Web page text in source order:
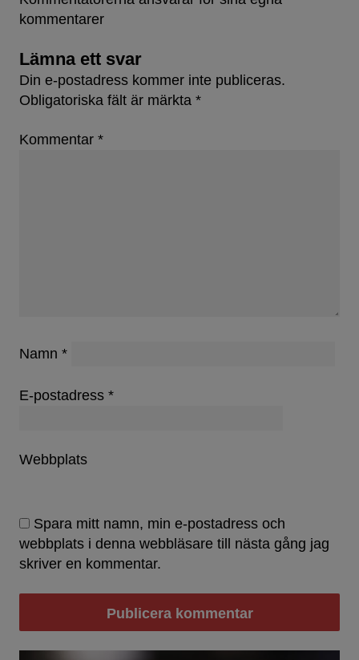
kommentarer
Lämna ett svar
Din e-postadress kommer inte publiceras.
Obligatoriska fält är märkta *
Kommentar *
Namn *
E-postadress *
Webbplats
Spara mitt namn, min e-postadress och
webbplats i denna webbläsare till nästa gång jag
skriver en kommentar.